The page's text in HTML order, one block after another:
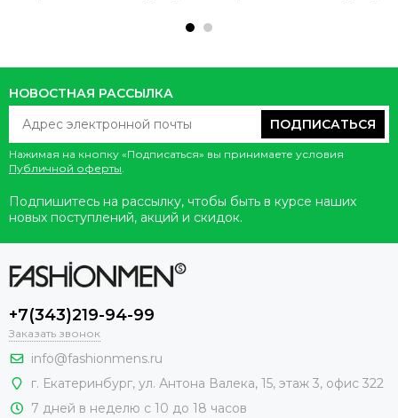
НОВОСТНАЯ РАССЫЛКА
ПОДПИСАТЬСЯ
Нажимая на кнопку «Подписаться» вы принимаете условия
Публичной оферты.
Подпишитесь на рассылку, чтобы быть в курсе наших
новых поступлений, акций и скидок.
+7(343)219-94-99
Заказать звонок
info@fashionmens.ru
г. Екатеринбург, ул. Антона Валека, 15, этаж 3, офис 322
7 дней в неделю с 10 до 18 часов